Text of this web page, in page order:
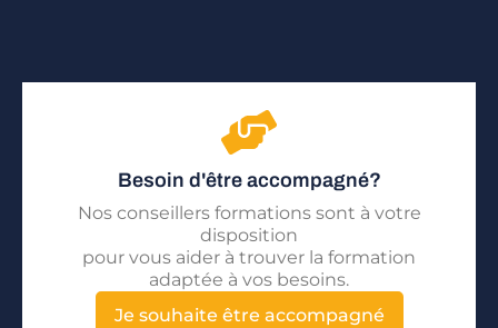
Besoin d'être accompagné?
Nos conseillers formations sont à votre
disposition
pour vous aider à trouver la formation
adaptée à vos besoins.
Je souhaite être accompagné